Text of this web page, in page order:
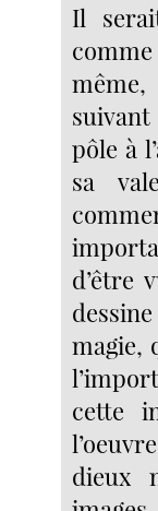
Il
pôle à
sa
d’être
magie,
cette
dieux